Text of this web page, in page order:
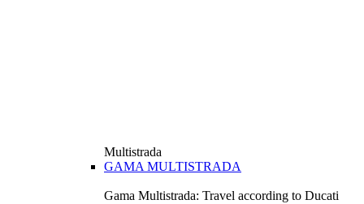
Multistrada
GAMA MULTISTRADA
Gama Multistrada: Travel according to Ducati